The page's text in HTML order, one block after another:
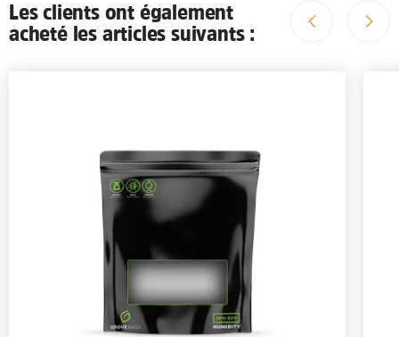
Les clients ont également
acheté les articles suivants :